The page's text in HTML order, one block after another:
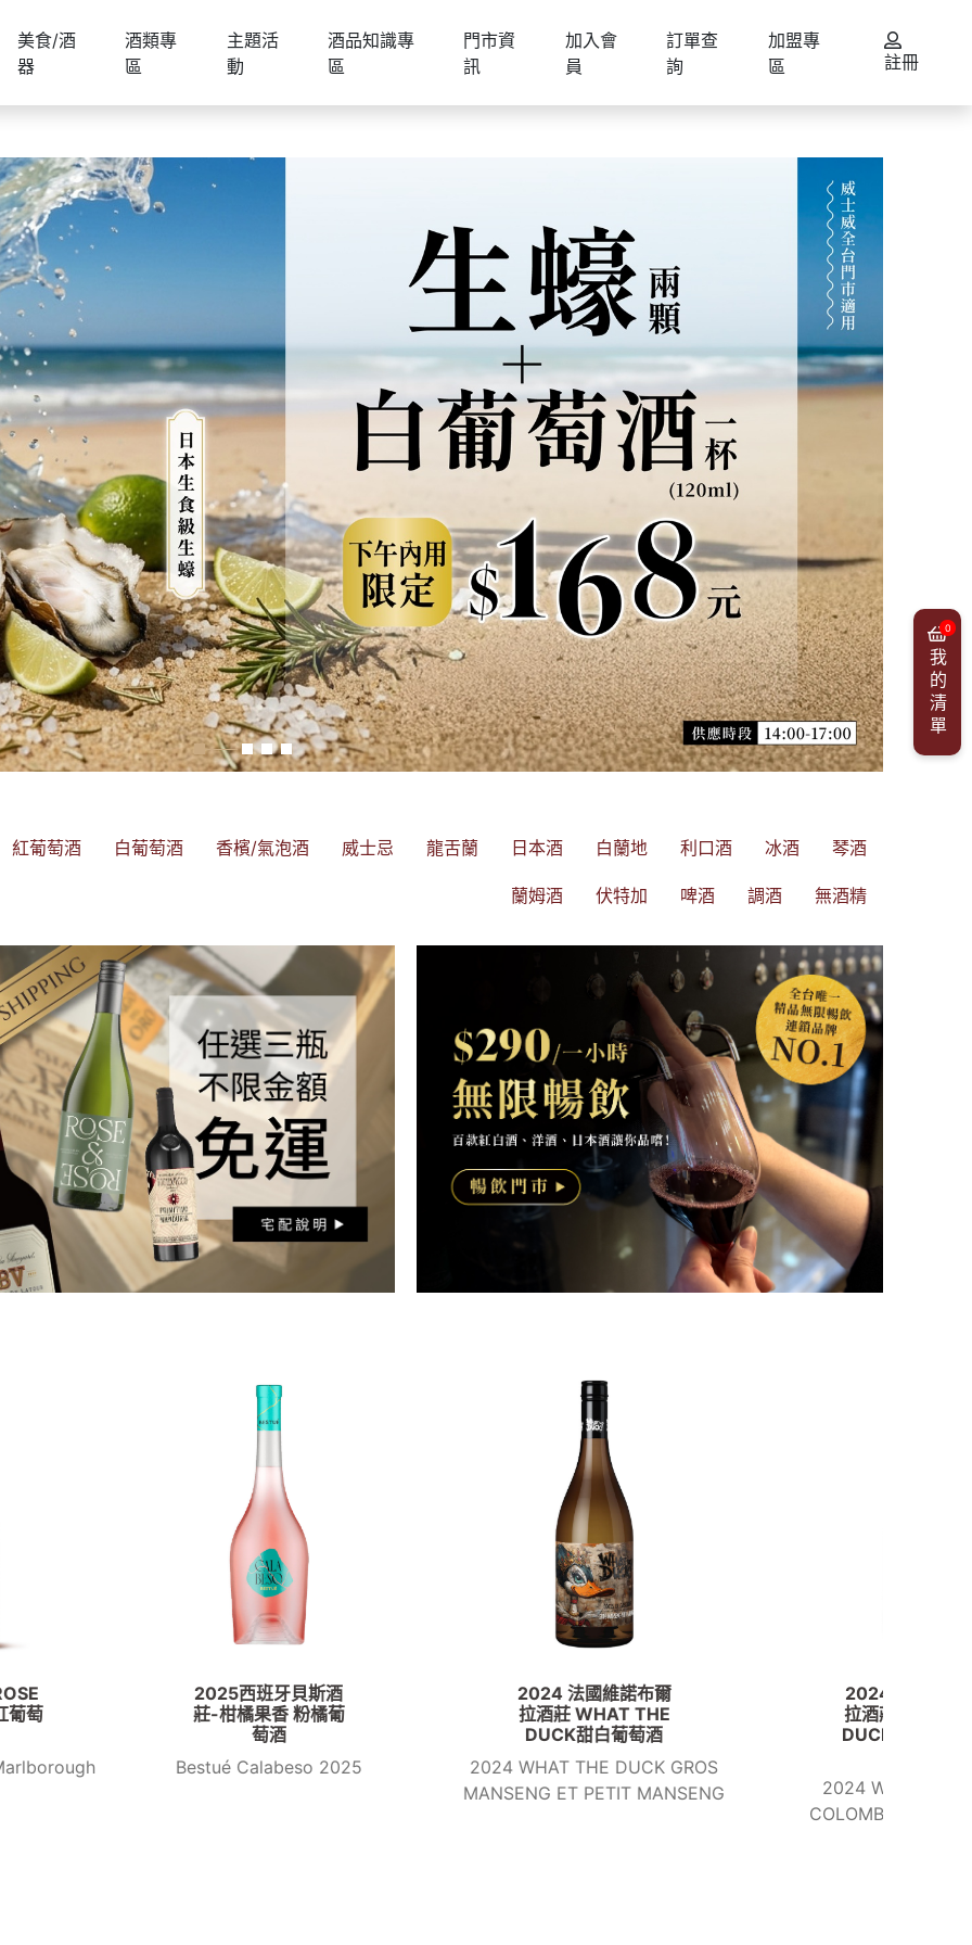
美食/酒
器
酒類專
區
主題活
動
酒品知識專
區
門市資
訊
加入會
員
訂單查
詢
加盟專
區
註冊
我的清單
0
紅葡萄酒 白葡萄酒 香檳/氣泡酒 威士忌 龍舌蘭 日本酒 白蘭地 利口酒 冰酒 琴酒
蘭姆酒 伏特加 啤酒 調酒 無酒精
2025西班牙貝斯酒
莊-柑橘果香 粉橘葡
Calabeso 2025
2024 法國維諾布爾
拉酒莊 WHAT THE
2024 WHAT THE DUCK GROS
MANSENG ET PETIT MANSENG
2024法國維諾布爾
拉酒莊 WHAT THE
DUCK濃郁果香白葡
2024 WHAT THE DUCK
COLOMBARD SAUVIGNON